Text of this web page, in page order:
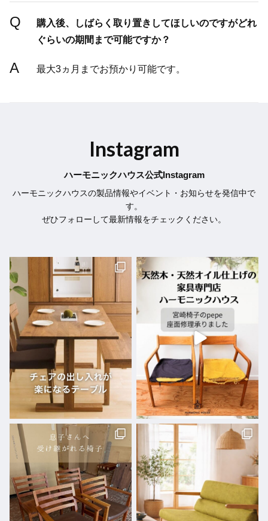
Q
購入後、しばらく取り置きしてほしいのですがどれ
ぐらいの期間まで可能ですか？
A 最大3ヵ月までお預かり可能です。
Instagram
ハーモニックハウス公式Instagram
ハーモニックハウスの製品情報やイベント・お知らせを発信中で
す。
ぜひフォローして最新情報をチェックください。